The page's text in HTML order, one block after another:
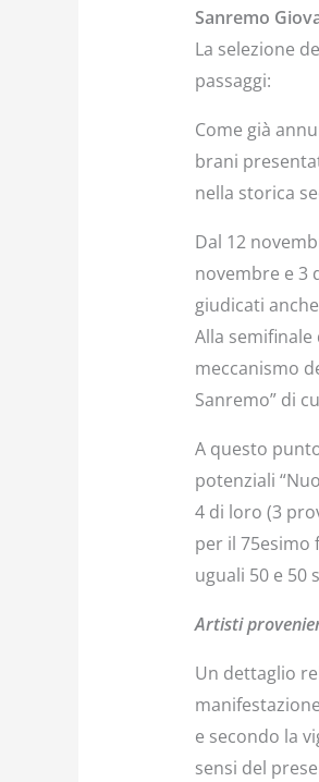
Sanremo
La selezione
passaggi:
Come già
brani
nella storica
Dal 12
novembre e 3
giudicati
Alla
meccanismo
Sanremo” di
A questo
potenziali
4 di loro (3
per il 75esimo
uguali 50 e 50
Artisti
Un dettaglio
e secondo la
sensi del